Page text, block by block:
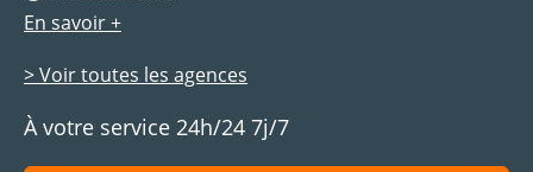
En savoir +
> Voir toutes les agences
À votre service 24h/24 7j/7